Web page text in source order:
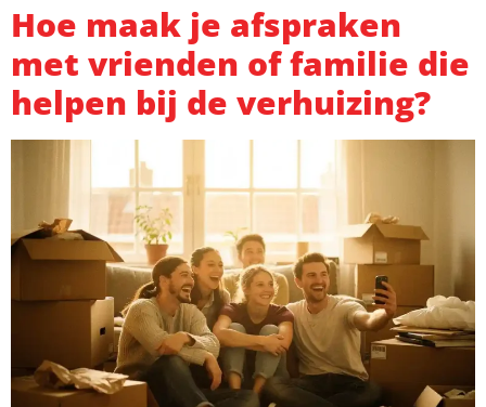
Hoe maak je afspraken
met vrienden of familie die
helpen bij de verhuizing?